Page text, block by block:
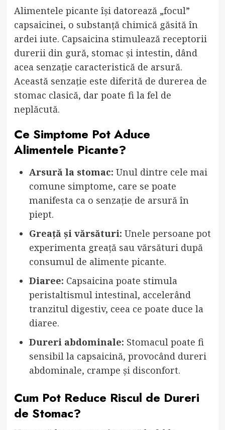
Alimentele picante își datorează „focul”
capsaicinei, o substanță chimică găsită în
ardei iute. Capsaicina stimulează receptorii
durerii din gură, stomac și intestin, dând
acea senzație caracteristică de arsură.
Această senzație este diferită de durerea de
stomac clasică, dar poate fi la fel de
neplăcută.
Ce Simptome Pot Aduce
Alimentele Picante?
Arsură la stomac: Unul dintre cele mai
comune simptome, care se poate
manifesta ca o senzație de arsură în
piept.
Greață și vărsături: Unele persoane pot
experimenta greață sau vărsături după
consumul de alimente picante.
Diaree: Capsaicina poate stimula
peristaltismul intestinal, accelerând
tranzitul digestiv, ceea ce poate duce la
diaree.
Dureri abdominale: Stomacul poate fi
sensibil la capsaicină, provocând dureri
abdominale, crampe și disconfort.
Cum Pot Reduce Riscul de Dureri
de Stomac?